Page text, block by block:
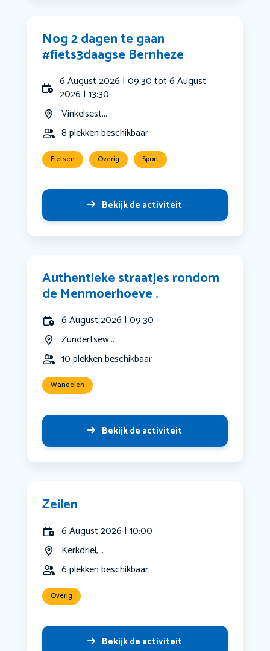
Nog 2 dagen te gaan
#fiets3daagse Bernheze
6 August 2026 | 09:30 tot 6 August
2026 | 13:30
Vinkelsest...
8 plekken beschikbaar
Fietsen Overig Sport
Bekijk de activiteit
Authentieke straatjes rondom
de Menmoerhoeve .
6 August 2026 | 09:30
Zundertsew...
10 plekken beschikbaar
Wandelen
Bekijk de activiteit
Zeilen
6 August 2026 | 10:00
Kerkdriel,...
6 plekken beschikbaar
Overig
Bekijk de activiteit